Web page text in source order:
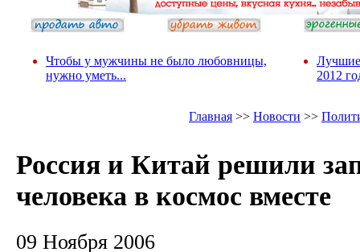
Чтобы у мужчины не было любовницы,
нужно уметь...
Лучшие
2012
Главная >> Новости >>
Россия и Китай решили
человека в космос вместе
09 Ноября 2006